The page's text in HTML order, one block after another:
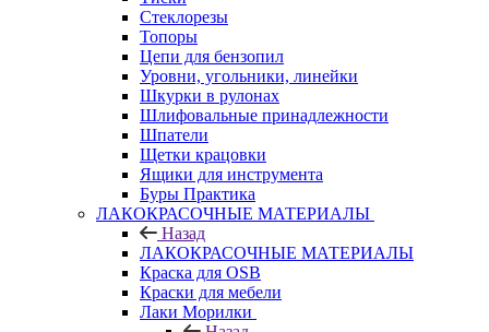
Стеклорезы
Топоры
Цепи для бензопил
Уровни, угольники, линейки
Шкурки в рулонах
Шлифовальные принадлежности
Шпатели
Щетки крацовки
Ящики для инструмента
Буры Практика
ЛАКОКРАСОЧНЫЕ МАТЕРИАЛЫ
Назад
ЛАКОКРАСОЧНЫЕ МАТЕРИАЛЫ
Краска для OSB
Краски для мебели
Лаки Морилки